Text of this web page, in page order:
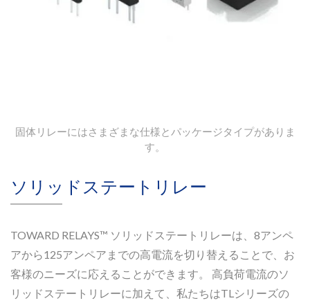
固体リレーにはさまざまな仕様とパッケージタイプがありま
す。
ソリッドステートリレー
TOWARD RELAYS™ ソリッドステートリレーは、8アンペ
アから125アンペアまでの高電流を切り替えることで、お
客様のニーズに応えることができます。 高負荷電流のソ
リッドステートリレーに加えて、私たちはTLシリーズの